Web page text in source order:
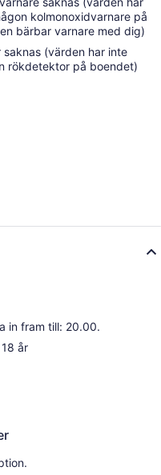
kolmonoxidvarnare på
bärbar varnare med dig)
(värden har inte
rökdetektor på boendet)
in fram till: 20.00.
år